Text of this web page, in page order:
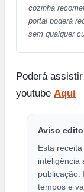
cozinha
portal poderá
sem qualquer
Poderá
youtube Aqui
Aviso
Esta
inteligência
publicação.
tempos e